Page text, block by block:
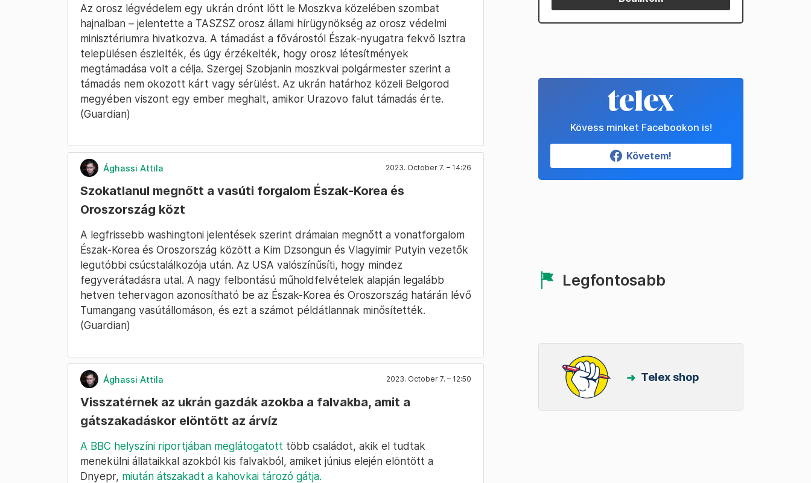
Az orosz légvédelem egy ukrán drónt lőtt le Moszkva közelében szombat
hajnalban – jelentette a TASZSZ orosz állami hírügynökség az orosz védelmi
minisztériumra hivatkozva. A támadást a fővárostól Észak-nyugatra fekvő Isztra
településen észlelték, és úgy érzékelték, hogy orosz létesítmények
megtámadása volt a célja. Szergej Szobjanin moszkvai polgármester szerint a
támadás nem okozott kárt vagy sérülést. Az ukrán határhoz közeli Belgorod
megyében viszont egy ember meghalt, amikor Urazovo falut támadás érte.
(Guardian)
Ághassi Attila 2023. October 7. – 14:26
Szokatlanul megnőtt a vasúti forgalom Észak-Korea és
Oroszország közt
A legfrissebb washingtoni jelentések szerint drámaian megnőtt a vonatforgalom
Észak-Korea és Oroszország között a Kim Dzsongun és Vlagyimir Putyin vezetők
legutóbbi csúcstalálkozója után. Az USA valószínűsíti, hogy mindez
fegyverátadásra utal. A nagy felbontású műholdfelvételek alapján legalább
hetven tehervagon azonosítható be az Észak-Korea és Oroszország határán lévő
Tumangang vasútállomáson, és ezt a számot példátlannak minősítették.
(Guardian)
Ághassi Attila 2023. October 7. – 12:50
Visszatérnek az ukrán gazdák azokba a falvakba, amit a
gátszakadáskor elöntött az árvíz
A BBC helyszíni riportjában meglátogatott több családot, akik el tudtak
menekülni állataikkal azokból kis falvakból, amiket június elején elöntött a
Dnyepr, miután átszakadt a kahovkai tározó gátja.
Kövess minket Facebookon is!
Követem!
Legfontosabb
Telex shop